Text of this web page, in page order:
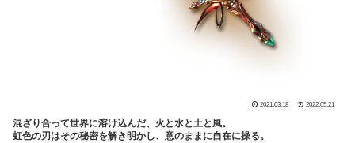
2021.03.18 2022.05.21
混ざり合って世界に溶け込んだ、火と水と土と風。
虹色の刃はその秘密を解き明かし、意のままに自在に操る。